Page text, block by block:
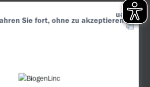
Sie fort, ohne zu akzeptieren
in erhitztem Öl ca.
im Bratensatz ca. 3 Minuten